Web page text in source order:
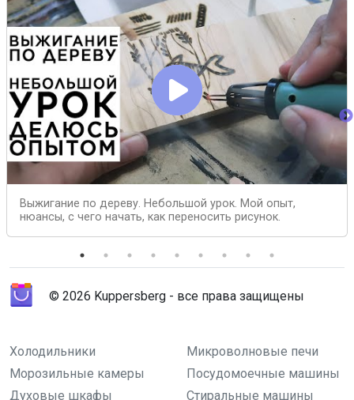
Выжигание по дереву. Небольшой урок. Мой опыт,
нюансы, с чего начать, как переносить рисунок.
© 2026 Kuppersberg - все права защищены
Холодильники
Микроволновые печи
Морозильные камеры
Посудомоечные машины
Духовые шкафы
Стиральные машины